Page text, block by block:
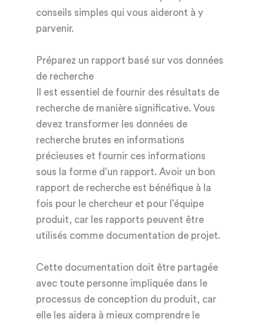
conseils simples qui vous aideront à y
parvenir.
Préparez un rapport basé sur vos données
de recherche
Il est essentiel de fournir des résultats de
recherche de manière significative. Vous
devez transformer les données de
recherche brutes en informations
précieuses et fournir ces informations
sous la forme d’un rapport. Avoir un bon
rapport de recherche est bénéfique à la
fois pour le chercheur et pour l’équipe
produit, car les rapports peuvent être
utilisés comme documentation de projet.
Cette documentation doit être partagée
avec toute personne impliquée dans le
processus de conception du produit, car
elle les aidera à mieux comprendre le